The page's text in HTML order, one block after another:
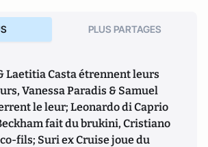
PLUS PARTAGES
Laetitia Casta étrennent leurs
Vanessa Paradis & Samuel
le leur; Leonardo di Caprio
fait du brukini, Cristiano
fils; Suri ex Cruise joue du